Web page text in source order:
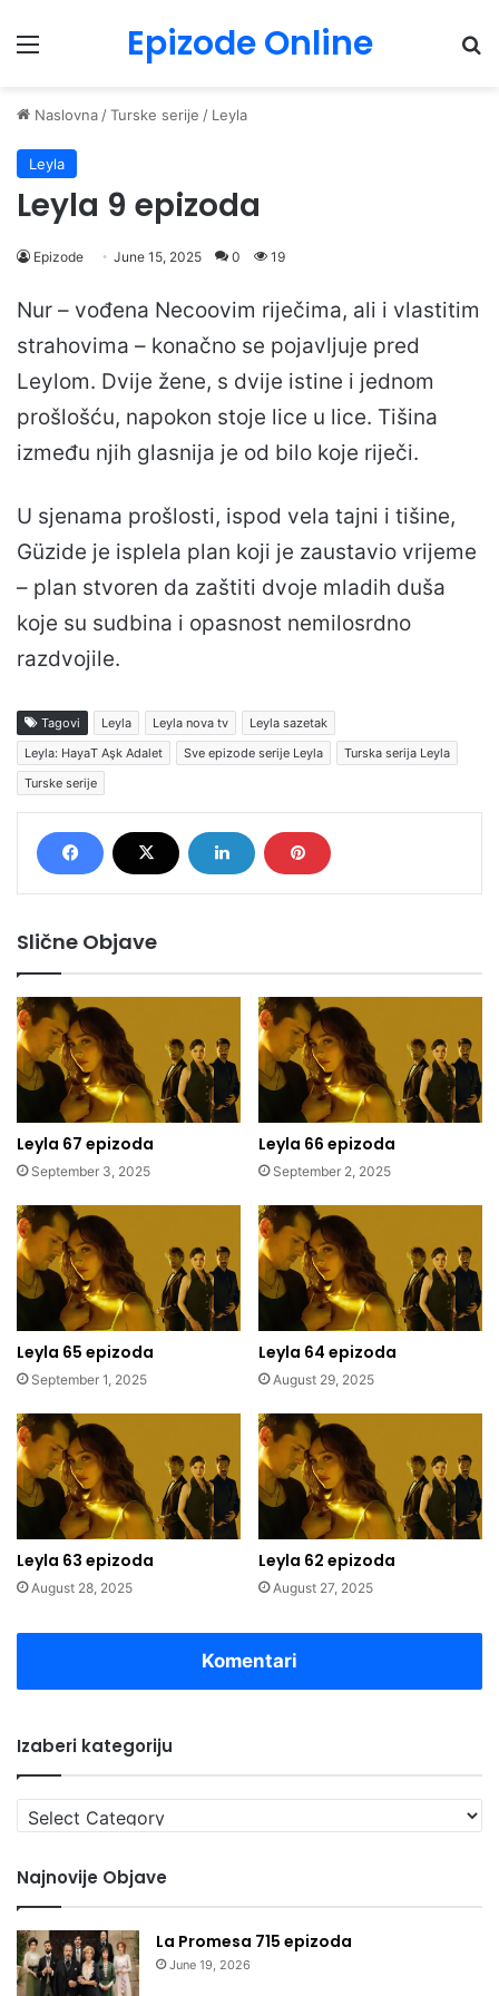
Menu Epizode Online
Naslovna /Turske serije / Leyla
Leyla
Leyla 9 epizoda
Epizode June 15, 2025 0 19
Nur – vođena Necoovim riječima, ali i vlastitim
strahovima – konačno se pojavljuje pred
Leylom. Dvije žene, s dvije istine i jednom
prošlošću, napokon stoje lice u lice. Tišina
između njih glasnija je od bilo koje riječi.
U sjenama prošlosti, ispod vela tajni i tišine,
Güzide je isplela plan koji je zaustavio vrijeme
– plan stvoren da zaštiti dvoje mladih duša
koje su sudbina i opasnost nemilosrdno
razdvojile.
Tagovi Leyla Leyla nova tv
Leyla sazetak
Leyla: HayaT Aşk Adalet
Sve epizode serije Leyla
Turska serija Leyla
Turske serije
Slične Objave
Leyla 67 epizoda
September 3, 2025
Leyla 66 epizoda
September 2, 2025
Leyla 65 epizoda
September 1, 2025
Leyla 64 epizoda
August 29, 2025
Leyla 63 epizoda
August 28, 2025
Leyla 62 epizoda
August 27, 2025
Komentari
Izaberi kategoriju
Izaberi
kategoriju
Najnovije Objave
La Promesa 715 epizoda
June 19, 2026